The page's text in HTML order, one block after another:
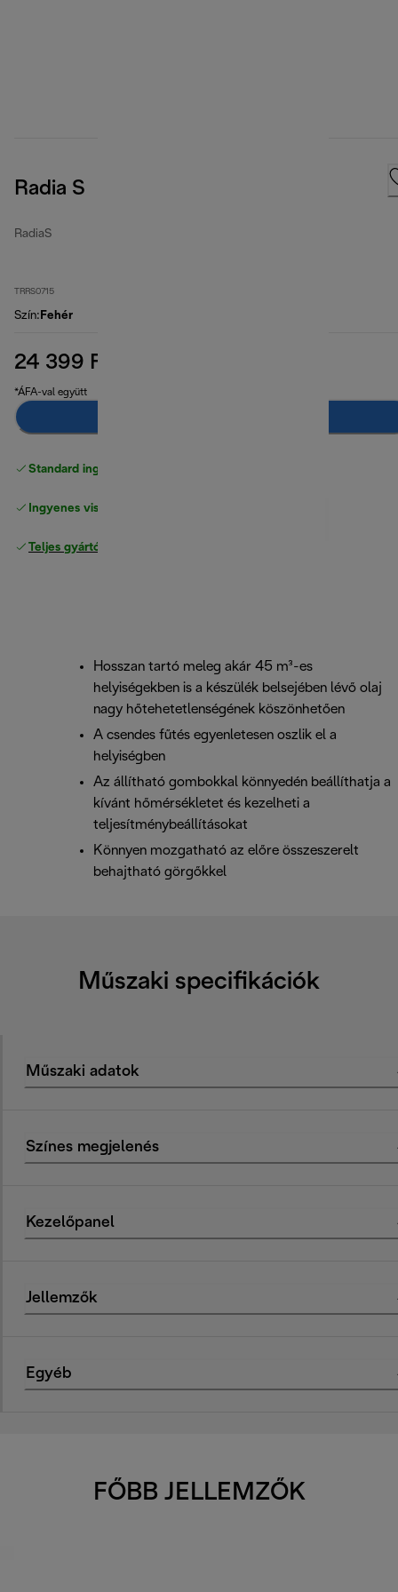
Radia S
RadiaS
TRRS0715
Szín: Fehér
24 399 Ft
*ÁFA-val együtt
Standard ingyenes kiszállítás
Ingyenes visszaküldés
Teljes gyártói garancia
Hosszan tartó meleg akár 45 m³-es
helyiségekben is a készülék belsejében lévő olaj
nagy hőtehetetlenségének köszönhetően
A csendes fűtés egyenletesen oszlik el a
helyiségben
Az állítható gombokkal könnyedén beállíthatja a
kívánt hőmérsékletet és kezelheti a
teljesítménybeállításokat
Könnyen mozgatható az előre összeszerelt
behajtható görgőkkel
Műszaki specifikációk
Műszaki adatok
Színes megjelenés
Kezelőpanel
Jellemzők
Egyéb
FŐBB JELLEMZŐK